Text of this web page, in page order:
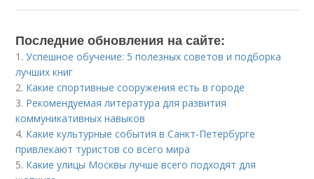
Последние обновления на сайте:
1.Успешное обучение: 5 полезных советов и подборка
лучших книг
2. Какие спортивные сооружения есть в городе
3. Рекомендуемая литература для развития
коммуникативных навыков
4. Какие культурные события в Санкт-Петербурге
привлекают туристов со всего мира
5. Какие улицы Москвы лучше всего подходят для